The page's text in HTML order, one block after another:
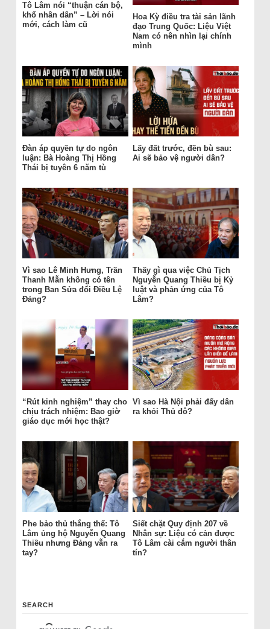
Tô Lâm nói “thuận cán bộ,
khổ nhân dân” – Lời nói
mới, cách làm cũ
Hoa Kỳ điều tra tài sản lãnh
đạo Trung Quốc: Liệu Việt
Nam có nên nhìn lại chính
mình
Đàn áp quyền tự do ngôn
luận: Bà Hoàng Thị Hồng
Thái bị tuyên 6 năm tù
Lấy đất trước, đền bù sau:
Ai sẽ bảo vệ người dân?
Vì sao Lê Minh Hưng, Trần
Thanh Mẫn không có tên
trong Ban Sửa đổi Điều Lệ
Đảng?
Thấy gì qua việc Chủ Tịch
Nguyễn Quang Thiều bị Kỷ
luật và phản ứng của Tô
Lâm?
“Rút kinh nghiệm” thay cho
chịu trách nhiệm: Bao giờ
giáo dục mới học thật?
Vì sao Hà Nội phải đẩy dân
ra khỏi Thủ đô?
Phe bảo thủ thắng thế: Tô
Lâm ủng hộ Nguyễn Quang
Thiều nhưng Đảng vẫn ra
tay?
Siết chặt Quy định 207 về
Nhân sự: Liệu có cản được
Tô Lâm cài cắm người thân
tín?
SEARCH